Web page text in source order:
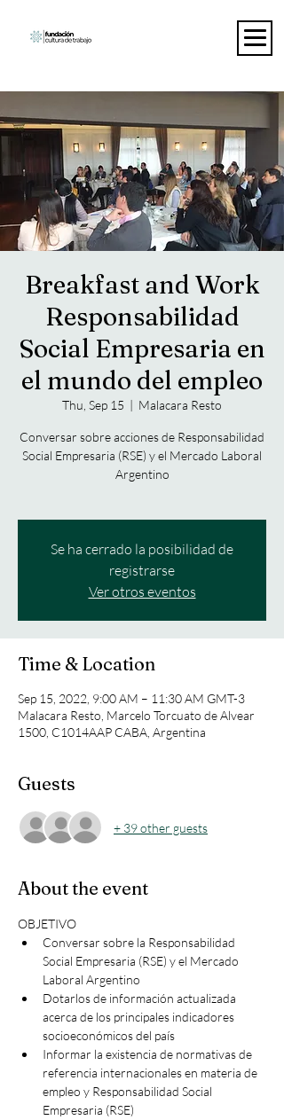
Breakfast and Work
Responsabilidad
Social Empresaria en
el mundo del empleo
Thu, Sep 15
  |
Malacara Resto
Conversar sobre acciones de Responsabilidad
Social Empresaria (RSE) y el Mercado Laboral
Argentino
Se ha cerrado la posibilidad de
registrarse
Ver otros eventos
Time & Location
Sep 15, 2022, 9:00 AM – 11:30 AM GMT-3
Malacara Resto, Marcelo Torcuato de Alvear
1500, C1014AAP CABA, Argentina
Guests
+ 39 other guests
About the event
OBJETIVO
Conversar sobre la Responsabilidad
Social Empresaria (RSE) y el Mercado
Laboral Argentino
Dotarlos de información actualizada
acerca de los principales indicadores
socioeconómicos del país
Informar la existencia de normativas de
referencia internacionales en materia de
empleo y Responsabilidad Social
Empresaria (RSE)